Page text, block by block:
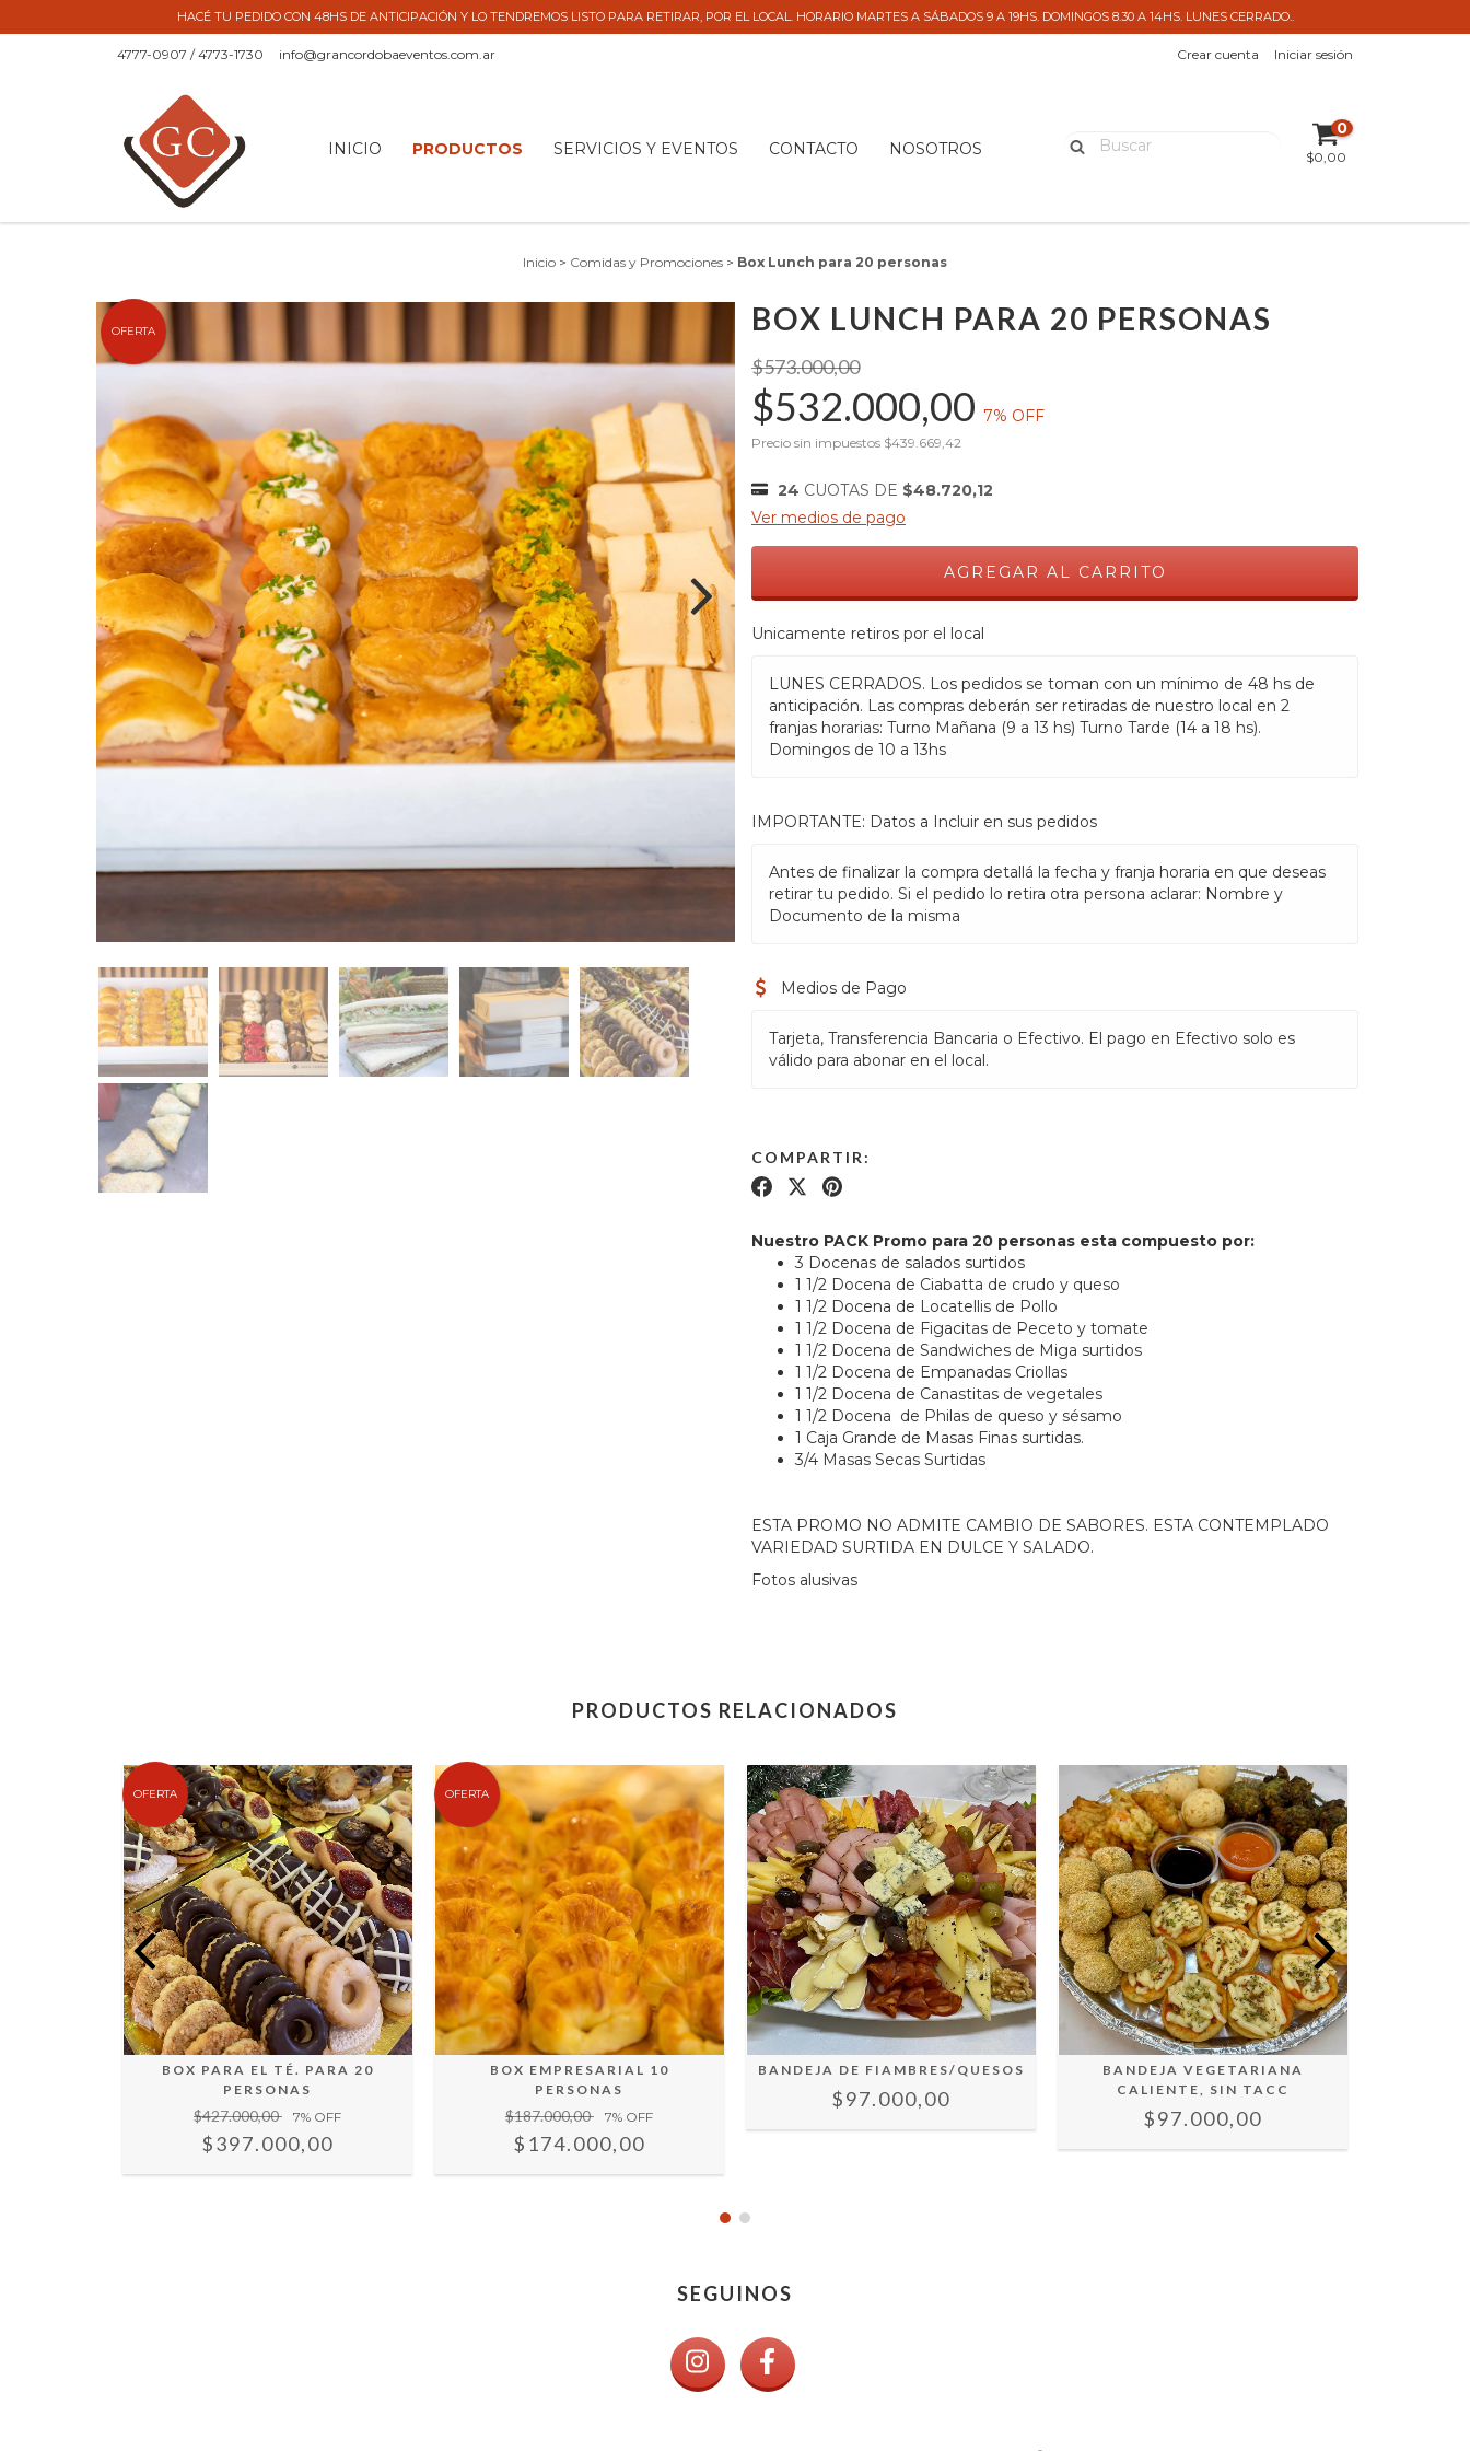
HACÉ TU PEDIDO CON 48HS DE ANTICIPACIÓN Y LO TENDREMOS LISTO PARA RETIRAR, POR EL LOCAL. HORARIO MARTES A SÁBADOS 9 A 19HS. DOMINGOS 8.30 A 14HS. LUNES CERRADO..
4777-0907 / 4773-1730 info@grancordobaeventos.com.ar Crear cuenta Iniciar sesión
INICIO PRODUCTOS SERVICIOS Y EVENTOS CONTACTO NOSOTROS
0
$0,00
Inicio > Comidas y Promociones > Box Lunch para 20 personas
OFERTA BOX LUNCH PARA 20 PERSONAS
$573.000,00
$532.000,00 7% OFF
Precio sin impuestos $439.669,42
24 CUOTAS DE $48.720,12
Ver medios de pago
Unicamente retiros por el local
LUNES CERRADOS. Los pedidos se toman con un mínimo de 48 hs de
anticipación. Las compras deberán ser retiradas de nuestro local en 2
franjas horarias: Turno Mañana (9 a 13 hs) Turno Tarde (14 a 18 hs).
Domingos de 10 a 13hs
IMPORTANTE: Datos a Incluir en sus pedidos
Antes de finalizar la compra detallá la fecha y franja horaria en que deseas
retirar tu pedido. Si el pedido lo retira otra persona aclarar: Nombre y
Documento de la misma
Medios de Pago
Tarjeta, Transferencia Bancaria o Efectivo. El pago en Efectivo solo es
válido para abonar en el local.
COMPARTIR:
Nuestro PACK Promo para 20 personas esta compuesto por:
3 Docenas de salados surtidos
1 1/2 Docena de Ciabatta de crudo y queso
1 1/2 Docena de Locatellis de Pollo
1 1/2 Docena de Figacitas de Peceto y tomate
1 1/2 Docena de Sandwiches de Miga surtidos
1 1/2 Docena de Empanadas Criollas
1 1/2 Docena de Canastitas de vegetales
1 1/2 Docena de Philas de queso y sésamo
1 Caja Grande de Masas Finas surtidas.
3/4 Masas Secas Surtidas
ESTA PROMO NO ADMITE CAMBIO DE SABORES. ESTA CONTEMPLADO
VARIEDAD SURTIDA EN DULCE Y SALADO.
Fotos alusivas
PRODUCTOS RELACIONADOS
OFERTA
BOX PARA EL TÉ. PARA 20
PERSONAS
$427.000,00 7% OFF
$397.000,00
OFERTA
BOX EMPRESARIAL 10
PERSONAS
$187.000,00 7% OFF
$174.000,00
BANDEJA DE FIAMBRES/QUESOS
$97.000,00
BANDEJA VEGETARIANA
CALIENTE, SIN TACC
$97.000,00
SEGUINOS